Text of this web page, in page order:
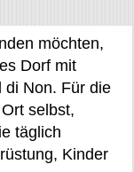
möchten,
Dorf mit
di Non. Für die
selbst,
täglich
Kinder